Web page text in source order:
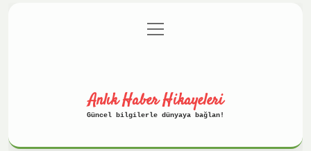
Gizlilik Politikası
menüyü
aç
Anlık Haber Hikayeleri
Güncel bilgilerle dünyaya bağlan!